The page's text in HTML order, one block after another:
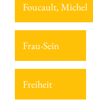
Foucault, Michel
Frau-Sein
Freiheit